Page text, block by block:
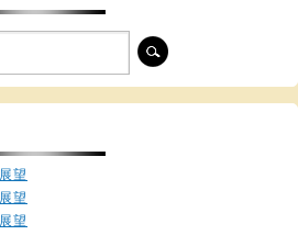
望
望
望